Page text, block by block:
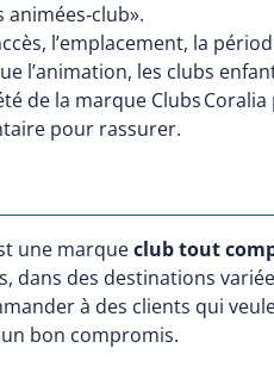
animées‑club».
l’emplacement, la
l’animation, les clubs
de la marque Clubs
pour rassurer.
une marqueclub tout
dans des destinations
à des clients qui
bon compromis.